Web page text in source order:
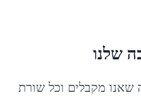
שלנו
שאנו מקבלים וכל שורת